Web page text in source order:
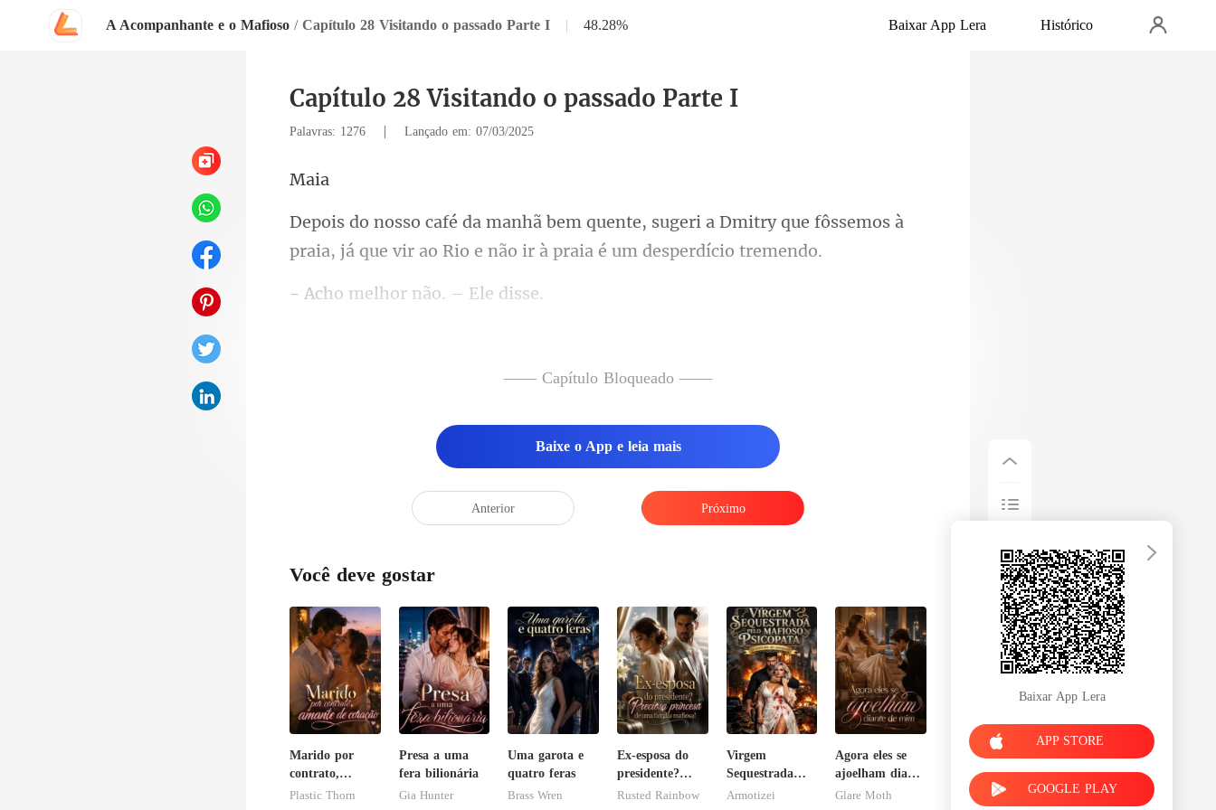
A Acompanhante e o Mafioso / Capítulo 28 Visitando o passado Parte I | 48.28% Baixar App Lera Histórico
Capítulo 28 Visitando o passado Parte I
Palavras: 1276 | Lançado em: 07/03/2025
a
i a Dmitry que fôssemos à
praia, já que vir ao
hor não. –
veis vão ficar as mulheres quando seus
—— Capítulo Bloqueado ——
Baixe o App e leia mais
Anterior Próximo
Você deve gostar
Marido por
contrato,
amante de
Plastic Thorn
Presa a uma
fera bilionária
Gia Hunter
Uma garota e
quatro feras
Brass Wren
Ex-esposa do
presidente?
Preciosa
Rusted Rainbow
Virgem
Sequestrada
pelo Mafioso
Armotizei
Agora eles se
ajoelham diante
de mim
Glare Moth
Baixar App Lera
APP STORE
GOOGLE PLAY